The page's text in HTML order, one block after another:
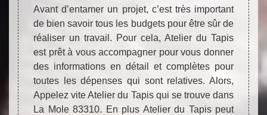
Avant d’entamer un projet, c’est très important
de bien savoir tous les budgets pour être sûr de
réaliser un travail. Pour cela, Atelier du Tapis
est prêt à vous accompagner pour vous donner
des informations en détail et complètes pour
toutes les dépenses qui sont relatives. Alors,
Appelez vite Atelier du Tapis qui se trouve dans
La Mole 83310. En plus Atelier du Tapis peut